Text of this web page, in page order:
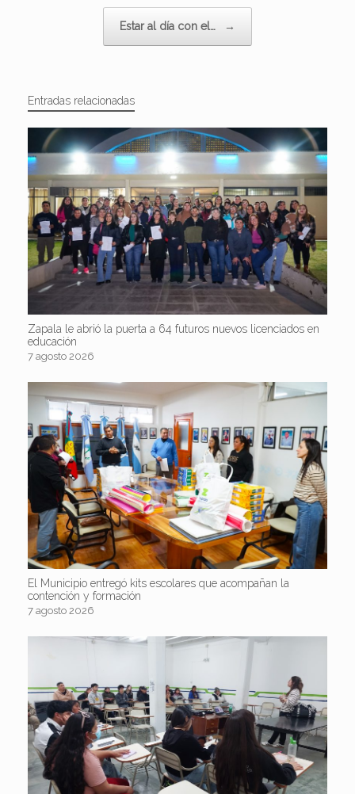
Estar al día con el… →
Entradas relacionadas
Zapala le abrió la puerta a 64 futuros nuevos licenciados en
educación
7 agosto 2026
El Municipio entregó kits escolares que acompañan la
contención y formación
7 agosto 2026